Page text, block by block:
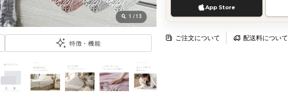
App Store
ご注文について 配送料について
1 /13
特徴・機能